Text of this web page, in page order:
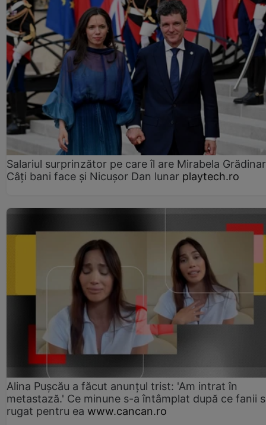
Salariul surprinzător pe care îl are Mirabela
Câţi bani face şi Nicuşor Dan lunar playtech.ro
Alina Pușcău a făcut anunțul trist: 'Am intrat în
metastază.' Ce minune s-a întâmplat după ce fanii
rugat pentru ea www.cancan.ro